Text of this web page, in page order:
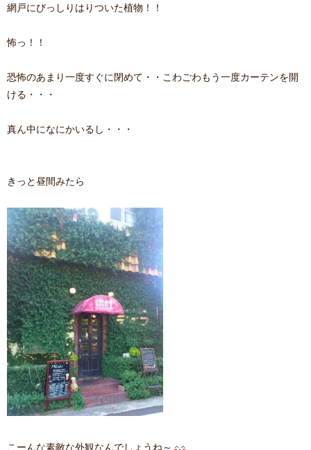
網戸にびっしりはりついた植物！！
怖っ！！
恐怖のあまり一度すぐに閉めて・・こわごわもう一度カーテンを開
ける・・・
真ん中になにかいるし・・・
きっと昼間みたら
こーんな素敵な外観なんでしょうね～